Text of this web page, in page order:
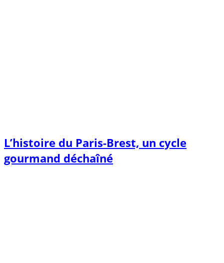
L’histoire du Paris-Brest, un cycle
gourmand déchaîné